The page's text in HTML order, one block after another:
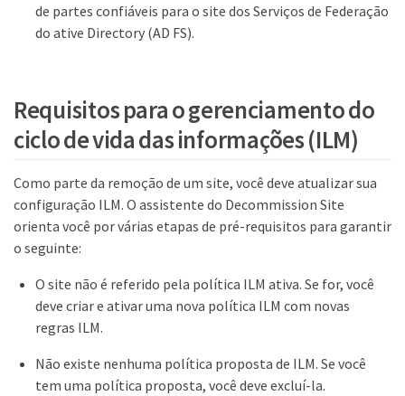
de partes confiáveis para o site dos Serviços de Federação
do ative Directory (AD FS).
Requisitos para o gerenciamento do
ciclo de vida das informações (ILM)
Como parte da remoção de um site, você deve atualizar sua
configuração ILM. O assistente do Decommission Site
orienta você por várias etapas de pré-requisitos para garantir
o seguinte:
O site não é referido pela política ILM ativa. Se for, você
deve criar e ativar uma nova política ILM com novas
regras ILM.
Não existe nenhuma política proposta de ILM. Se você
tem uma política proposta, você deve excluí-la.